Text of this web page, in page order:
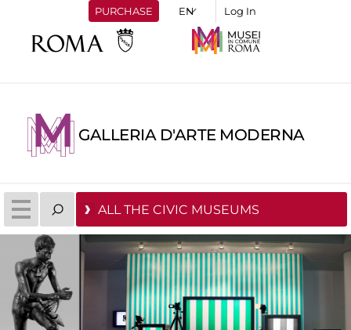
PURCHASE Log In
GALLERIA D'ARTE MODERNA
ALL THE CIVIC MUSEUMS